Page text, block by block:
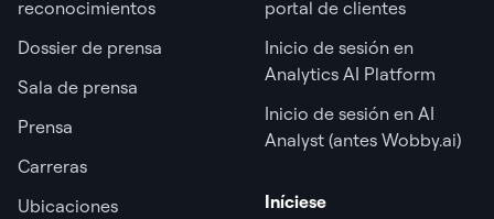
reconocimientos
Dossier de prensa
Sala de prensa
Prensa
Carreras
Ubicaciones
portal de clientes
Inicio de sesión en
Analytics AI Platform
Inicio de sesión en AI
Analyst (antes Wobby.ai)
Iníciese